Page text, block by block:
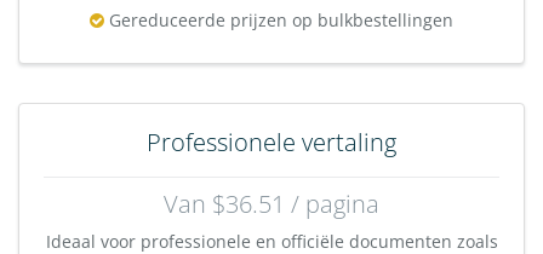
Gereduceerde prijzen op bulkbestellingen
Professionele vertaling
Van $36.51 / pagina
Ideaal voor professionele en officiële documenten zoals